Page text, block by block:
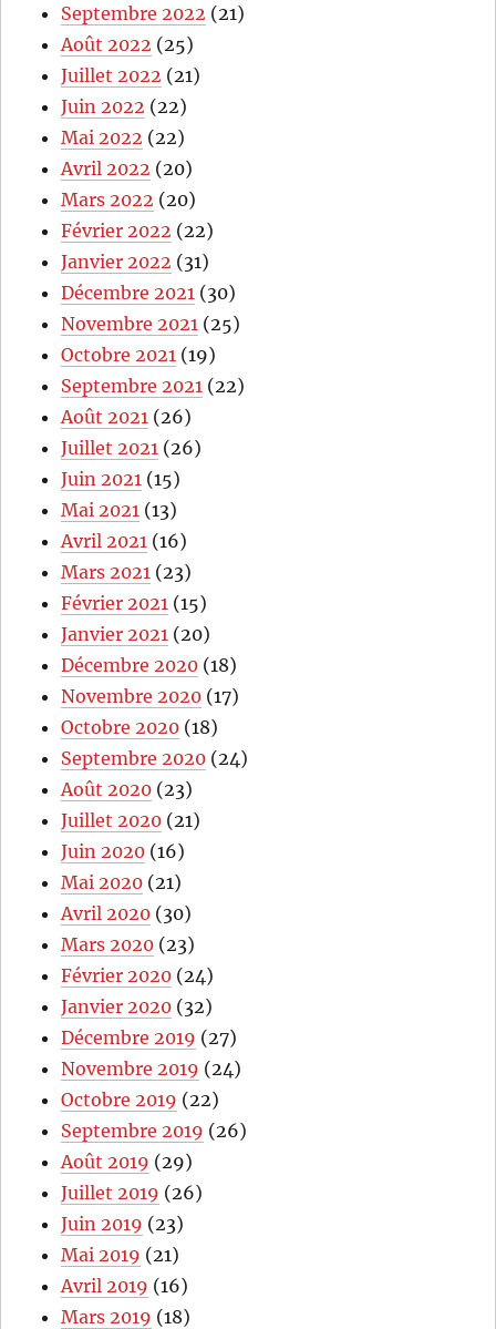
Septembre 2022 (21)
Août 2022 (25)
Juillet 2022 (21)
Juin 2022 (22)
Mai 2022 (22)
Avril 2022 (20)
Mars 2022 (20)
Février 2022 (22)
Janvier 2022 (31)
Décembre 2021 (30)
Novembre 2021 (25)
Octobre 2021 (19)
Septembre 2021 (22)
Août 2021 (26)
Juillet 2021 (26)
Juin 2021 (15)
Mai 2021 (13)
Avril 2021 (16)
Mars 2021 (23)
Février 2021 (15)
Janvier 2021 (20)
Décembre 2020 (18)
Novembre 2020 (17)
Octobre 2020 (18)
Septembre 2020 (24)
Août 2020 (23)
Juillet 2020 (21)
Juin 2020 (16)
Mai 2020 (21)
Avril 2020 (30)
Mars 2020 (23)
Février 2020 (24)
Janvier 2020 (32)
Décembre 2019 (27)
Novembre 2019 (24)
Octobre 2019 (22)
Septembre 2019 (26)
Août 2019 (29)
Juillet 2019 (26)
Juin 2019 (23)
Mai 2019 (21)
Avril 2019 (16)
Mars 2019 (18)